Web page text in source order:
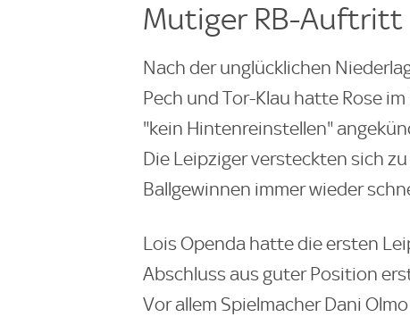
Mutiger RB-Auftritt
Nach der unglücklichen
Pech und Tor-Klau hatte Rose
"kein Hintenreinstellen"
Die Leipziger versteckten sich
Ballgewinnen immer wieder
Lois Openda hatte die ersten
Abschluss aus guter Position
Vor allem Spielmacher Dani